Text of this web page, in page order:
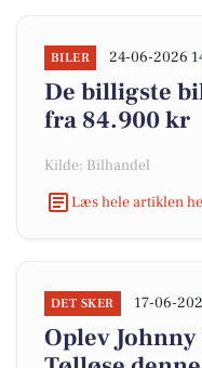
BILER 24-06-2026
De billigste
fra 84.900 kr
Kilde: Bilhandel
Læs hele artiklen
DET SKER 17-06-
Oplev